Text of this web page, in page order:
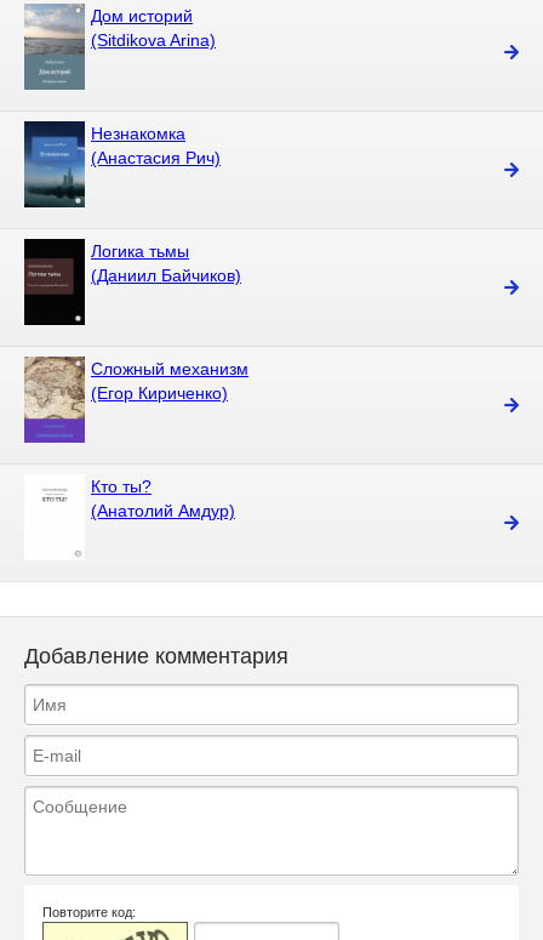
Дом историй
(Sitdikova Arina)
Незнакомка
(Анастасия Рич)
Логика тьмы
(Даниил Байчиков)
Сложный механизм
(Егор Кириченко)
Кто ты?
(Анатолий Амдур)
Добавление комментария
Повторите код: